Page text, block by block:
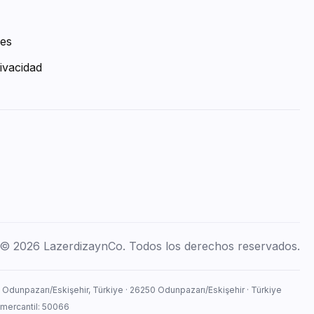
© 2026 LazerdizaynCo. Todos los derechos reservados.
Eskişehir, Türkiye · 26250 Odunpazarı/Eskişehir · Türkiye
50066